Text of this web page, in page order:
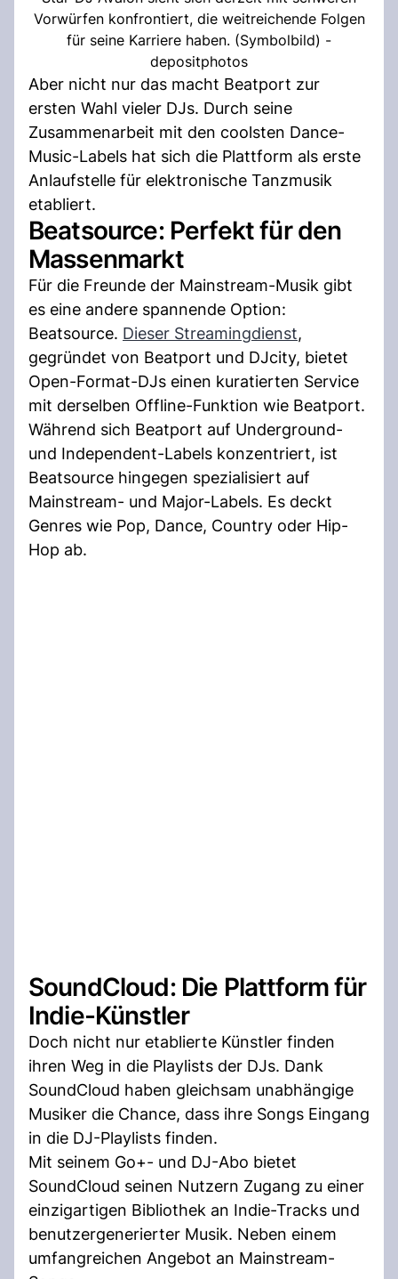
Vorwürfen konfrontiert, die weitreichende Folgen
für seine Karriere haben. (Symbolbild) -
depositphotos
Aber nicht nur das macht Beatport zur
ersten Wahl vieler DJs. Durch seine
Zusammenarbeit mit den coolsten Dance-
Music-Labels hat sich die Plattform als erste
Anlaufstelle für elektronische Tanzmusik
etabliert.
Beatsource: Perfekt für den
Massenmarkt
Für die Freunde der Mainstream-Musik gibt
es eine andere spannende Option:
Beatsource. Dieser Streamingdienst,
gegründet von Beatport und DJcity, bietet
Open-Format-DJs einen kuratierten Service
mit derselben Offline-Funktion wie Beatport.
Während sich Beatport auf Underground-
und Independent-Labels konzentriert, ist
Beatsource hingegen spezialisiert auf
Mainstream- und Major-Labels. Es deckt
Genres wie Pop, Dance, Country oder Hip-
Hop ab.
SoundCloud: Die Plattform für
Indie-Künstler
Doch nicht nur etablierte Künstler finden
ihren Weg in die Playlists der DJs. Dank
SoundCloud haben gleichsam unabhängige
Musiker die Chance, dass ihre Songs Eingang
in die DJ-Playlists finden.
Mit seinem Go+- und DJ-Abo bietet
SoundCloud seinen Nutzern Zugang zu einer
einzigartigen Bibliothek an Indie-Tracks und
benutzergenerierter Musik. Neben einem
umfangreichen Angebot an Mainstream-